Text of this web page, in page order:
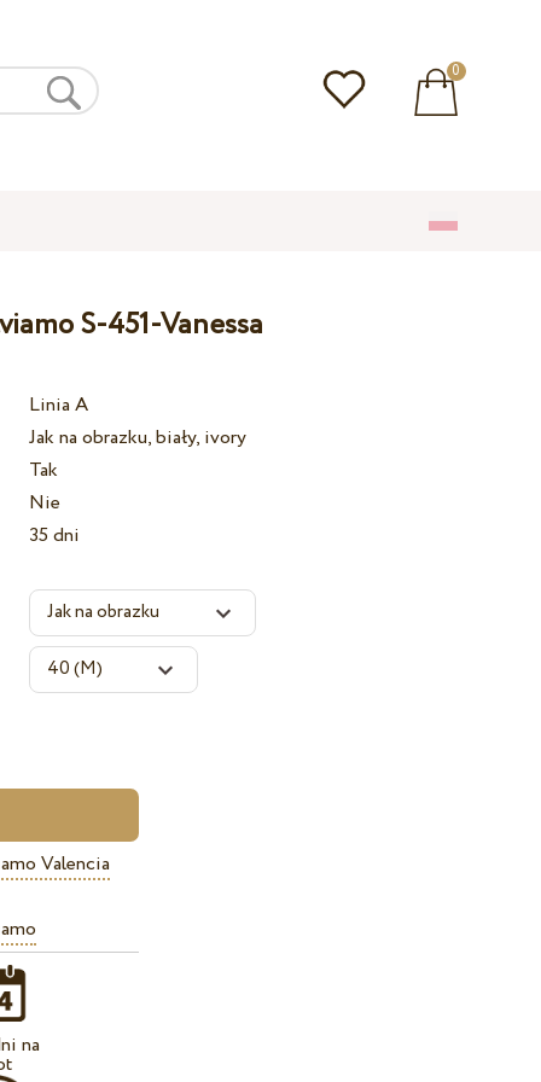
0
S-451-Vanessa
Linia A
Jak na obrazku, biały, ivory
Tak
Nie
35 dni
Valencia
na